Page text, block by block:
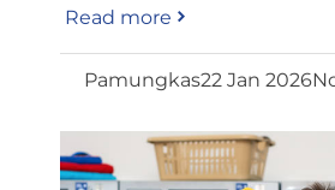
Read more
Pamungkas22 Jan 2026